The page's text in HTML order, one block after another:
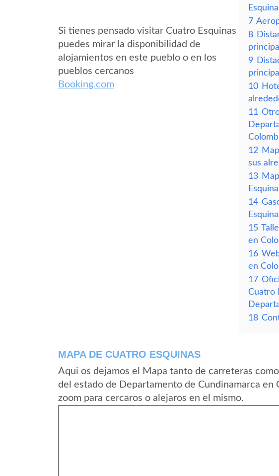
Si tienes pensado visitar Cuatro Esquinas
puedes mirar la disponibilidad de
alojamientos en este pueblo o en los
pueblos cercanos
Booking.com
7
8
9
10
11
12
sus
13
14
15
en
16
en
17
Cuatro
18
MAPA DE CUATRO ESQUINAS
Aqui os dejamos el Mapa tanto de carreteras
del estado de Departamento de Cundinamarca en
zoom para cercaros o alejaros en el mismo.